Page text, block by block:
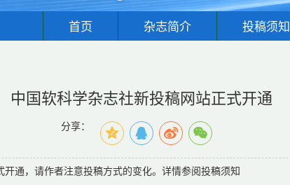
首页 杂志简介 投稿须知
中国软科学杂志社新投稿网站正式开通
分享：
通，请作者注意投稿方式的变化。详情参阅投稿须知